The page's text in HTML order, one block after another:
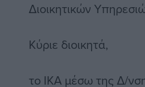
Διοικητικών
Κύριε διοικητά,
το ΙΚΑ μέσω της Δ/